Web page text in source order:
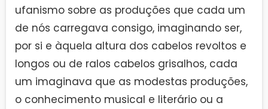
ufanismo sobre as produções que cada um
de nós carregava consigo, imaginando ser,
por si e àquela altura dos cabelos revoltos e
longos ou de ralos cabelos grisalhos, cada
um imaginava que as modestas produções,
o conhecimento musical e literário ou a